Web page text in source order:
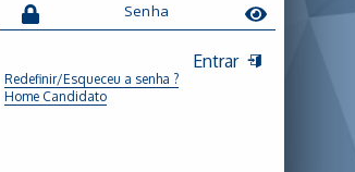
Entrar
Redefinir/Esqueceu a senha ?
Home Candidato